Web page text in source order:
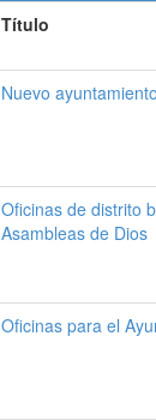
Título
Nuevo
Oficinas de distrito
Asambleas de Dios
Oficinas para el